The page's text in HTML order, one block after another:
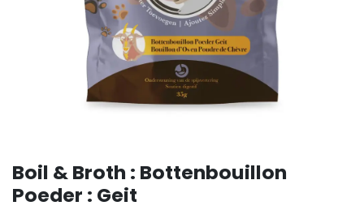
Boil & Broth : Bottenbouillon
Poeder : Geit